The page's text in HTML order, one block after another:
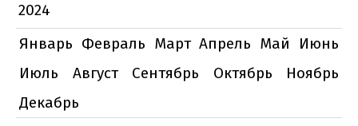
2024
Январь Февраль Март Апрель Май
Июнь
Июль
Август Сентябрь Октябрь
Ноябрь
Декабрь